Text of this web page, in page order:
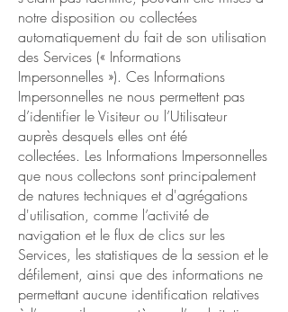
notre disposition ou collectées
automatiquement du fait de son utilisation
des Services (« Informations
Impersonnelles »). Ces Informations
Impersonnelles ne nous permettent pas
d’identifier le Visiteur ou l’Utilisateur
auprès desquels elles ont été
collectées. Les Informations Impersonnelles
que nous collectons sont principalement
de natures techniques et d'agrégations
d'utilisation, comme l’activité de
navigation et le flux de clics sur les
Services, les statistiques de la session et le
défilement, ainsi que des informations ne
permettant aucune identification relatives